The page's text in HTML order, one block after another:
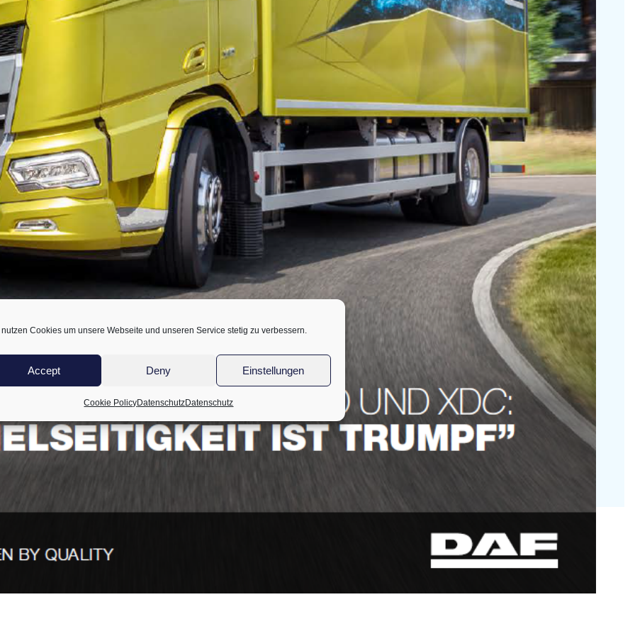
nutzen Cookies um unsere Webseite und unseren Service stetig zu verbessern.
Accept Deny Einstellungen
Cookie PolicyDatenschutzDatenschutz